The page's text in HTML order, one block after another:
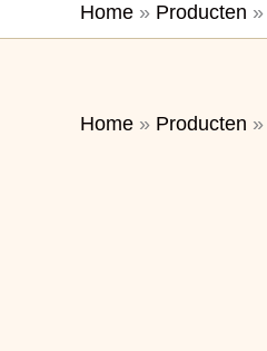
Home » Producten »
Home » Producten »